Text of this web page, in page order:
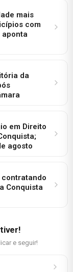
mais
com
aponta
da
em Direito
agosto
contratando
Conquista
e seguir!